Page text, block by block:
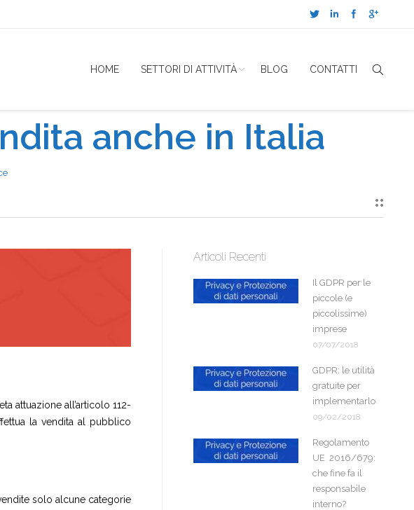
HOME SETTORI DI ATTIVITÀ BLOG CONTATTI
anche in Italia
attuazione all’articolo 112-
la vendita al pubblico
solo alcune categorie
Articoli Recenti
Il GDPR per le
piccole (e
piccolissime)
imprese
07/07/2018
GDPR: le utilità
gratuite per
implementarlo
09/02/2018
Regolamento
UE 2016/679:
che fine fa il
responsabile
interno?